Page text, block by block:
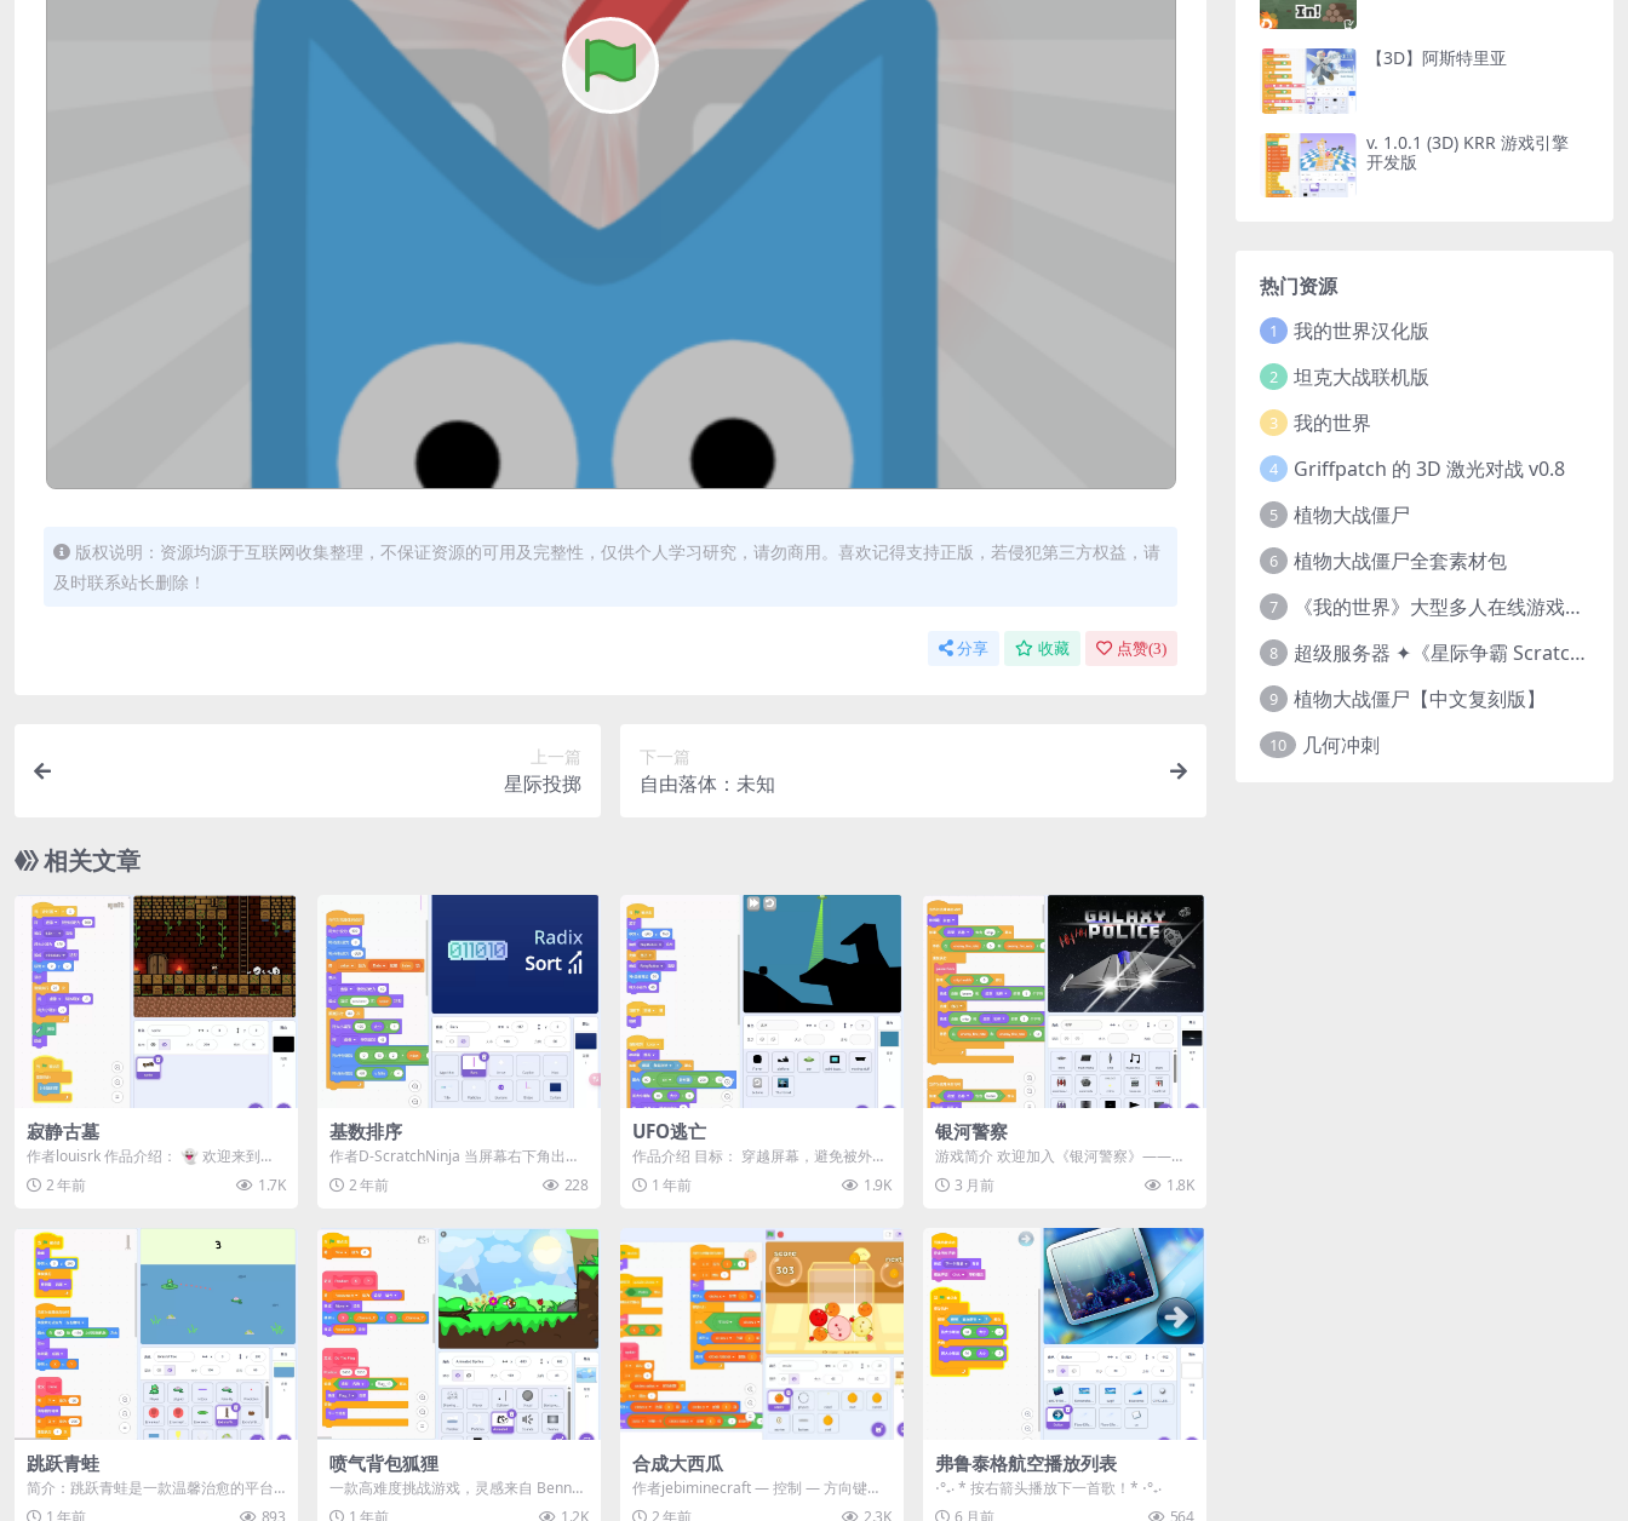
版权说明：资源均源于互联网收集整理，不保证资源的可用及完整性，仅供个人学习研究，请勿商用。喜欢记得支持正版，若侵犯第三方权益，请
及时联系站长删除！
分享 收藏 点赞(3)
上一篇
星际投掷
下一篇
自由落体：未知
相关文章
寂静古墓
作者louisrk 作品介绍： 👻 欢迎来到
《寂静古墓》！ 这是一款为 Pixe...
2 年前 1.7K
基数排序
作者D-ScratchNinja 当屏幕右下角出现
箭头时，请点击任意位置以继续。...
2 年前 228
UFO逃亡
作品介绍 目标： 穿越屏幕，避免被外星
人劫持或掉入坑洞，成功到达对岸。 操
作方法...
1 年前 1.9K
银河警察
游戏简介 欢迎加入《银河警察》——你
将扮演星际警察部队中一名虽是新兵但
身手不凡的...
3 月前 1.8K
跳跃青蛙
简介：跳跃青蛙是一款温馨治愈的平台
跳跃类游戏，你将扮演一只青蛙，在睡
1 年前 893
喷气背包狐狸
一款高难度挑战游戏，灵感来自 Bennet
t Foddy 的《Getting O...
1 年前 1.2K
合成大西瓜
作者jebiminecraft — 控制 — 方向键移
动...
2 年前 2.3K
弗鲁泰格航空播放列表
⋅°₊‧ * 按右箭头播放下一首歌！* ⋅°₊‧
6 月前
564
【3D】阿斯特里亚
v. 1.0.1 (3D) KRR 游戏引擎
开发版
热门资源
1 我的世界汉化版
2 坦克大战联机版
3 我的世界
4 Griffpatch 的 3D 激光对战 v0.8
5 植物大战僵尸
6 植物大战僵尸全套素材包
7 《我的世界》大型多人在线游戏（MMO）v1.7
8 超级服务器 ✦《星际争霸 Scratch（经典版本）》
9 植物大战僵尸【中文复刻版】
10 几何冲刺